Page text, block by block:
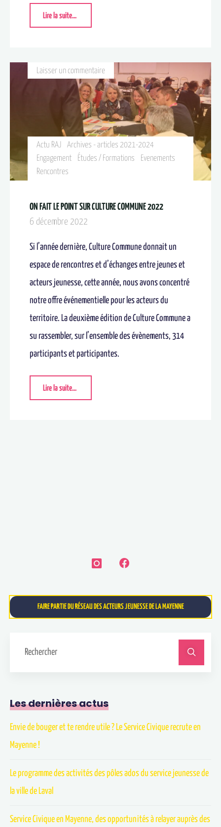
Lire la suite...
Actu RAJ
Archives - articles 2021-2024
Engagement
Études / Formations
Evenements
Rencontres
Laisser un commentaire
ON FAIT LE POINT SUR CULTURE COMMUNE 2022
6 décembre 2022
Si l’année dernière, Culture Commune donnait un
espace de rencontres et d’échanges entre jeunes et
acteurs jeunesse, cette année, nous avons concentré
notre offre événementielle pour les acteurs du
territoire. La deuxième édition de Culture Commune a
su rassembler, sur l’ensemble des évènements, 314
participants et participantes.
Lire la suite...
FAIRE PARTIE DU RÉSEAU DES ACTEURS JEUNESSE DE LA MAYENNE
Les dernières actus
Envie de bouger et te rendre utile ? Le Service Civique recrute en
Mayenne !
Le programme des activités des pôles ados du service jeunesse de
la ville de Laval
Service Civique en Mayenne, des opportunités à relayer auprès des